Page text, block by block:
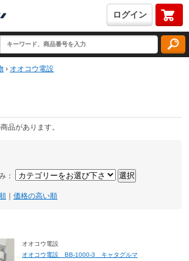
ログイン
› オオコウ電設
品があります。
：
価格の高い順
オオコウ電設
オオコウ電設 BB-1000-3 キャタグルマ